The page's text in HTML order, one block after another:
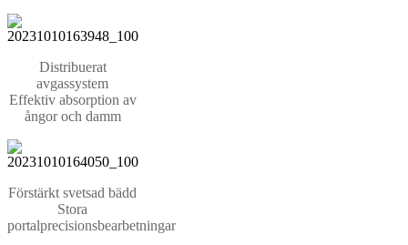
Distribuerat
avgassystem
Effektiv absorption av
ångor och damm
Förstärkt svetsad bädd
Stora
portalprecisionsbearbetningar